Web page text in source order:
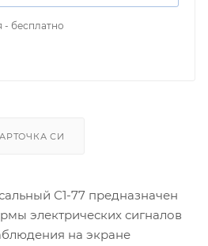
- бесплатно
СИ
С1-77 предназначен
электрических сигналов
на экране